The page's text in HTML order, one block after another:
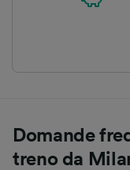
Domande
treno da